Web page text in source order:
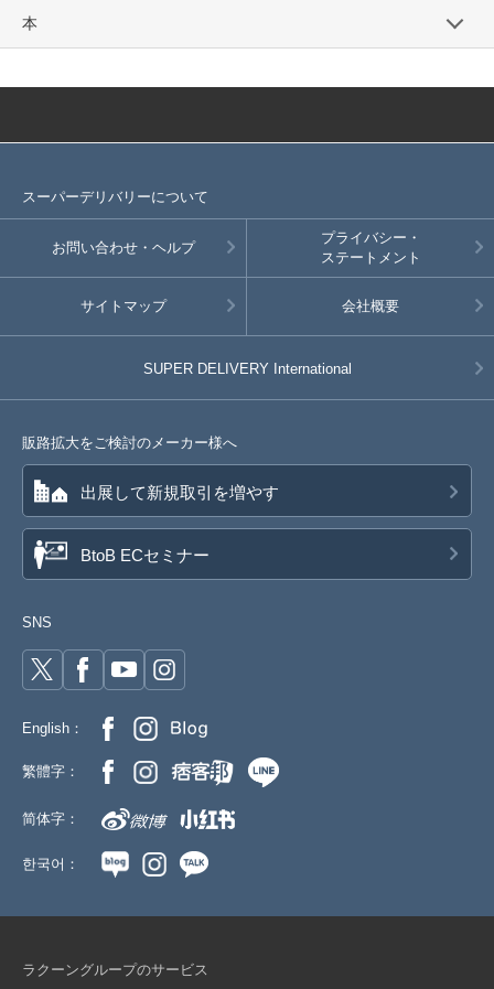
本
スーパーデリバリーについて
お問い合わせ・ヘルプ
プライバシー・
ステートメント
サイトマップ 会社概要
SUPER DELIVERY International
販路拡大をご検討のメーカー様へ
出展して新規取引を増やす
BtoB ECセミナー
SNS
English：
繁體字：
简体字：
한국어：
ラクーングループのサービス